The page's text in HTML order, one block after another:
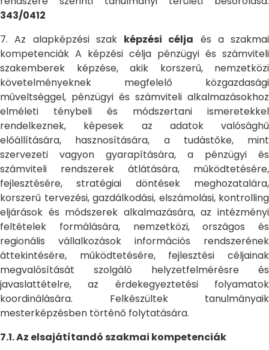
343/0412
7. Az alapképzési szak képzési célja és a szakmai
kompetenciák A képzési célja pénzügyi és számviteli
szakemberek képzése, akik korszerű, nemzetközi
követelményeknek megfelelő közgazdasági
műveltséggel, pénzügyi és számviteli alkalmazásokhoz
elméleti ténybeli és módszertani ismeretekkel
rendelkeznek, képesek az adatok valósághű
előállítására, hasznosítására, a tudástőke, mint
szervezeti vagyon gyarapítására, a pénzügyi és
számviteli rendszerek átlátására, működtetésére,
fejlesztésére, stratégiai döntések meghozatalára,
korszerű tervezési, gazdálkodási, elszámolási, kontrolling
eljárások és módszerek alkalmazására, az intézményi
feltételek formálására, nemzetközi, országos és
regionális vállalkozások információs rendszerének
áttekintésére, működtetésére, fejlesztési céljainak
megvalósítását szolgáló helyzetfelmérésre és
javaslattételre, az érdekegyeztetési folyamatok
koordinálására. Felkészültek tanulmányaik
mesterképzésben történő folytatására.
7.1. Az elsajátítandó szakmai kompetenciák